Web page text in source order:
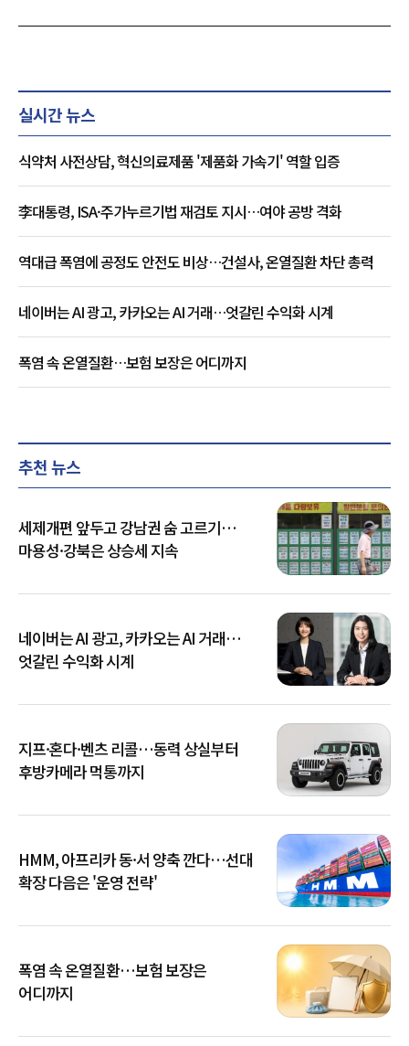
실시간 뉴스
식약처 사전상담, 혁신의료제품 '제품화 가속기' 역할 입증
李대통령, ISA·주가누르기법 재검토 지시…여야 공방 격화
역대급 폭염에 공정도 안전도 비상…건설사, 온열질환 차단 총력
네이버는 AI 광고, 카카오는 AI 거래…엇갈린 수익화 시계
폭염 속 온열질환…보험 보장은 어디까지
추천 뉴스
세제개편 앞두고 강남권 숨 고르기…
마용성·강북은 상승세 지속
네이버는 AI 광고, 카카오는 AI 거래…
엇갈린 수익화 시계
지프·혼다·벤츠 리콜…동력 상실부터
후방카메라 먹통까지
HMM, 아프리카 동·서 양축 깐다…선대
확장 다음은 '운영 전략'
폭염 속 온열질환…보험 보장은
어디까지